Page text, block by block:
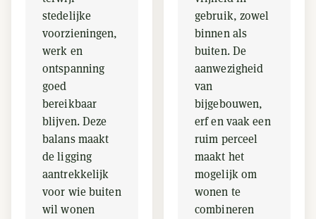
stedelijke
voorzieningen,
werk en
ontspanning
goed
bereikbaar
blijven. Deze
balans maakt
de ligging
aantrekkelijk
voor wie buiten
wil wonen
gebruik, zowel
binnen als
buiten. De
aanwezigheid
van
bijgebouwen,
erf en vaak een
ruim perceel
maakt het
mogelijk om
wonen te
combineren